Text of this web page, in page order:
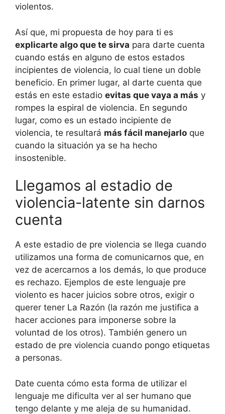
violentos.
Así que, mi propuesta de hoy para ti es
explicarte algo que te sirva para darte cuenta
cuando estás en alguno de estos estados
incipientes de violencia, lo cual tiene un doble
beneficio. En primer lugar, al darte cuenta que
estás en este estadio evitas que vaya a más y
rompes la espiral de violencia. En segundo
lugar, como es un estado incipiente de
violencia, te resultará más fácil manejarlo que
cuando la situación ya se ha hecho
insostenible.
Llegamos al estadio de
violencia-latente sin darnos
cuenta
A este estadio de pre violencia se llega cuando
utilizamos una forma de comunicarnos que, en
vez de acercarnos a los demás, lo que produce
es rechazo. Ejemplos de este lenguaje pre
violento es hacer juicios sobre otros, exigir o
querer tener La Razón (la razón me justifica a
hacer acciones para imponerse sobre la
voluntad de los otros). También genero un
estado de pre violencia cuando pongo etiquetas
a personas.
Date cuenta cómo esta forma de utilizar el
lenguaje me dificulta ver al ser humano que
tengo delante y me aleja de su humanidad.